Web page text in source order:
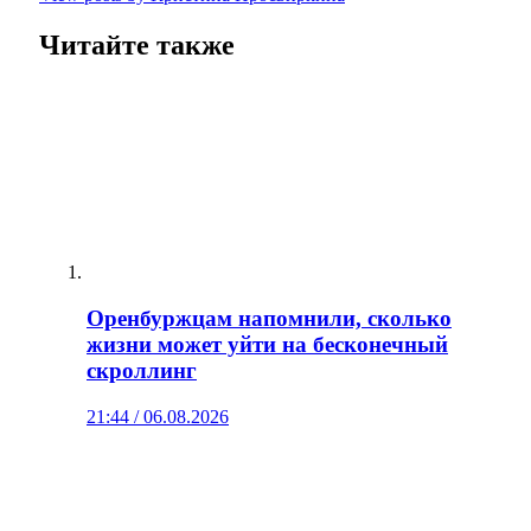
Читайте также
Оренбуржцам напомнили, сколько
жизни может уйти на бесконечный
скроллинг
21:44 / 06.08.2026